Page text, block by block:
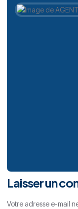
Laisser un
Votre adresse e-mail